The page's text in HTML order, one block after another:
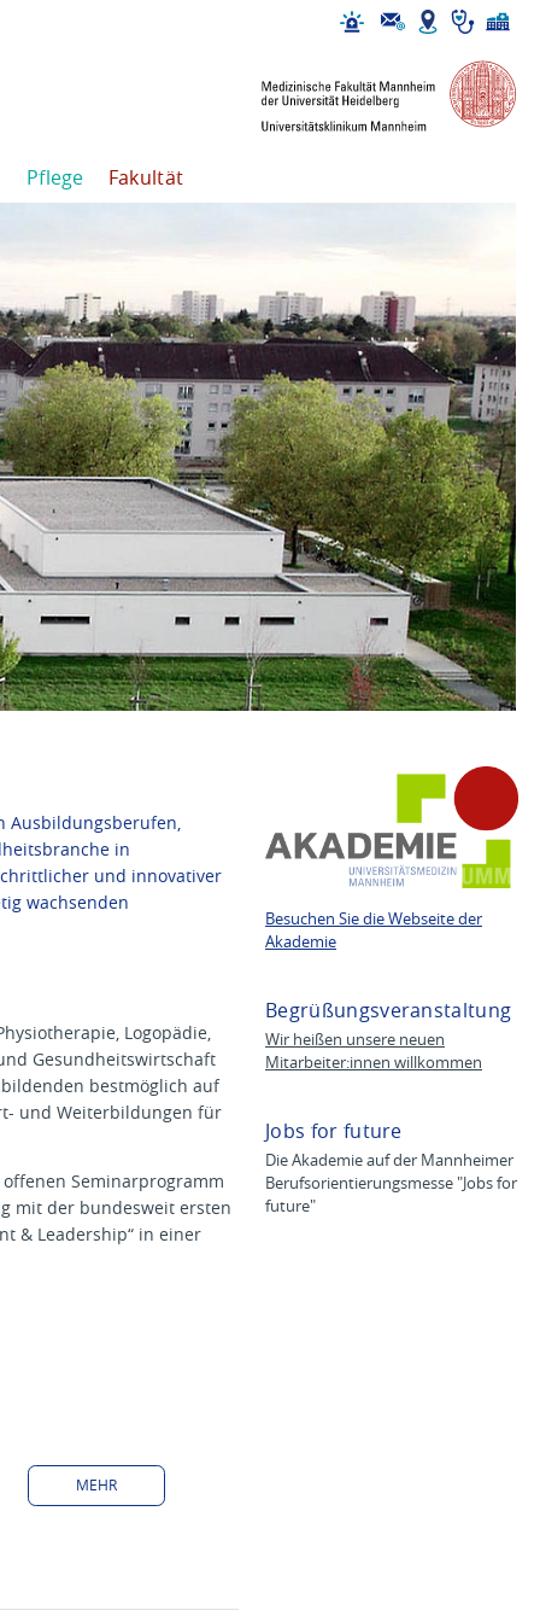
Pflege Fakultät
Ausbildungsberufen,
in
und innovativer
wachsenden
Logopädie,
Gesundheitswirtschaft
bestmöglich auf
und Weiterbildungen für
Seminarprogramm
mit der bundesweit ersten
& Leadership“ in einer
MEHR
Besuchen Sie die Webseite der
Akademie
Begrüßungsveranstaltung
Wir heißen unsere neuen
Mitarbeiter:innen willkommen
Jobs for future
Die Akademie auf der Mannheimer
Berufsorientierungsmesse "Jobs for
future"